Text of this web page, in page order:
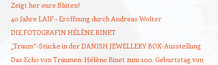
Zeigt her eure Blüten!
40 Jahre LAIF – Eröffnung durch Andreas Wolter
DIE FOTOGRAFIN HÉLÈNE BINET
„Traum“-Stücke in der DANISH JEWELLERY BOX-Ausstellung
Das Echo von Träumen: Hélène Binet zum 100. Geburtstag von